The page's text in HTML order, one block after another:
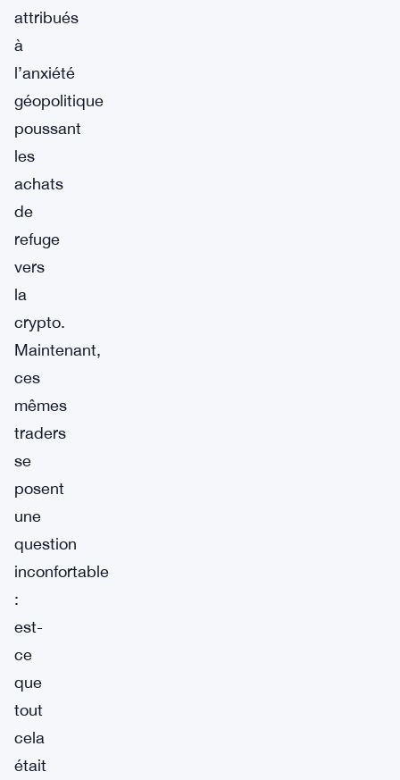
attribués
à
l’anxiété
géopolitique
poussant
les
achats
de
refuge
vers
la
crypto.
Maintenant,
ces
mêmes
traders
se
posent
une
question
inconfortable
:
est-
ce
que
tout
cela
était